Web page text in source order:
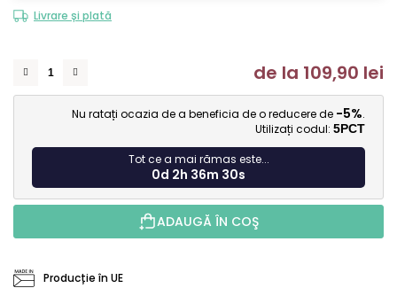
Livrare și plată
de la 109,90 lei
Nu ratați ocazia de a beneficia de o reducere de -5%.
Utilizați codul: 5PCT
Tot ce a mai rămas este...
0d 2h 36m 30s
ADAUGĂ ÎN COŞ
Producție în UE